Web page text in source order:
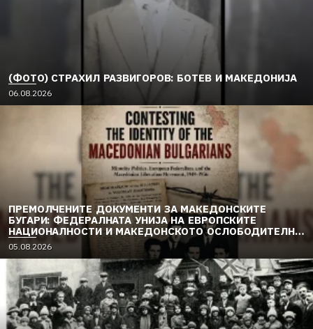
(ФОТО) СТРАХИЛ РАЗВИГОРОВ: БОТЕВ И МАКЕДОНИЈА
06.08.2026
ПРЕМОЛЧЕНИТЕ ДОКУМЕНТИ ЗА МАКЕДОНСКИТЕ
БУГАРИ: ФЕДЕРАЛНАТА УНИЈА НА ЕВРОПСКИТЕ
НАЦИОНАЛНОСТИ И МАКЕДОНСКОТО ОСЛОБОДИТЕЛНО
ДВИЖЕЊЕ (1949–1956) (2)
05.08.2026